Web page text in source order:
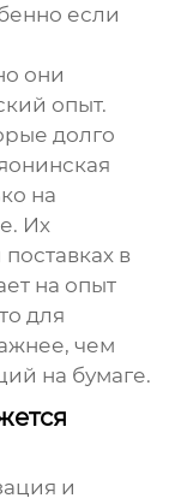
если
они
опыт.
долго
на
Их
в
на опыт
для
чем
на бумаге.
и